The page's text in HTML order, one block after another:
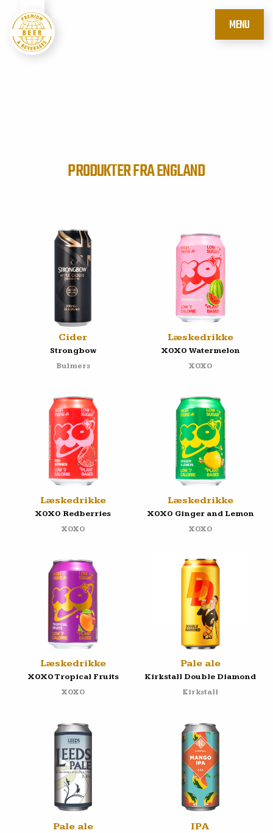
MENU
PRODUKTER FRA ENGLAND
Cider
Strongbow
Bulmers
Læskedrikke
XOXO Watermelon
XOXO
Læskedrikke
XOXO Redberries
XOXO
Læskedrikke
XOXO Ginger and Lemon
XOXO
Læskedrikke
XOXO Tropical Fruits
XOXO
Pale ale
Kirkstall Double Diamond
Kirkstall
Pale ale IPA